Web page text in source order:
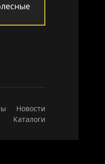
Новости
Каталоги